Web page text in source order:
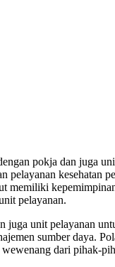
pokja dan juga
kesehatan
memiliki
pelayanan.
juga unit pelayanan
sumber daya.
dari pihak-